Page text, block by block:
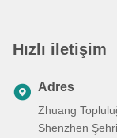
Hızlı iletişim
Adres
Zhuang
Shenzhen